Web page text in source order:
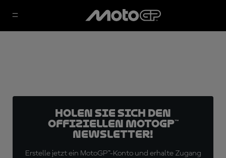
Holen Sie sich den
offiziellen MotoGP™
Newsletter!
Erstelle jetzt ein MotoGP™-Konto und erhalte Zugang